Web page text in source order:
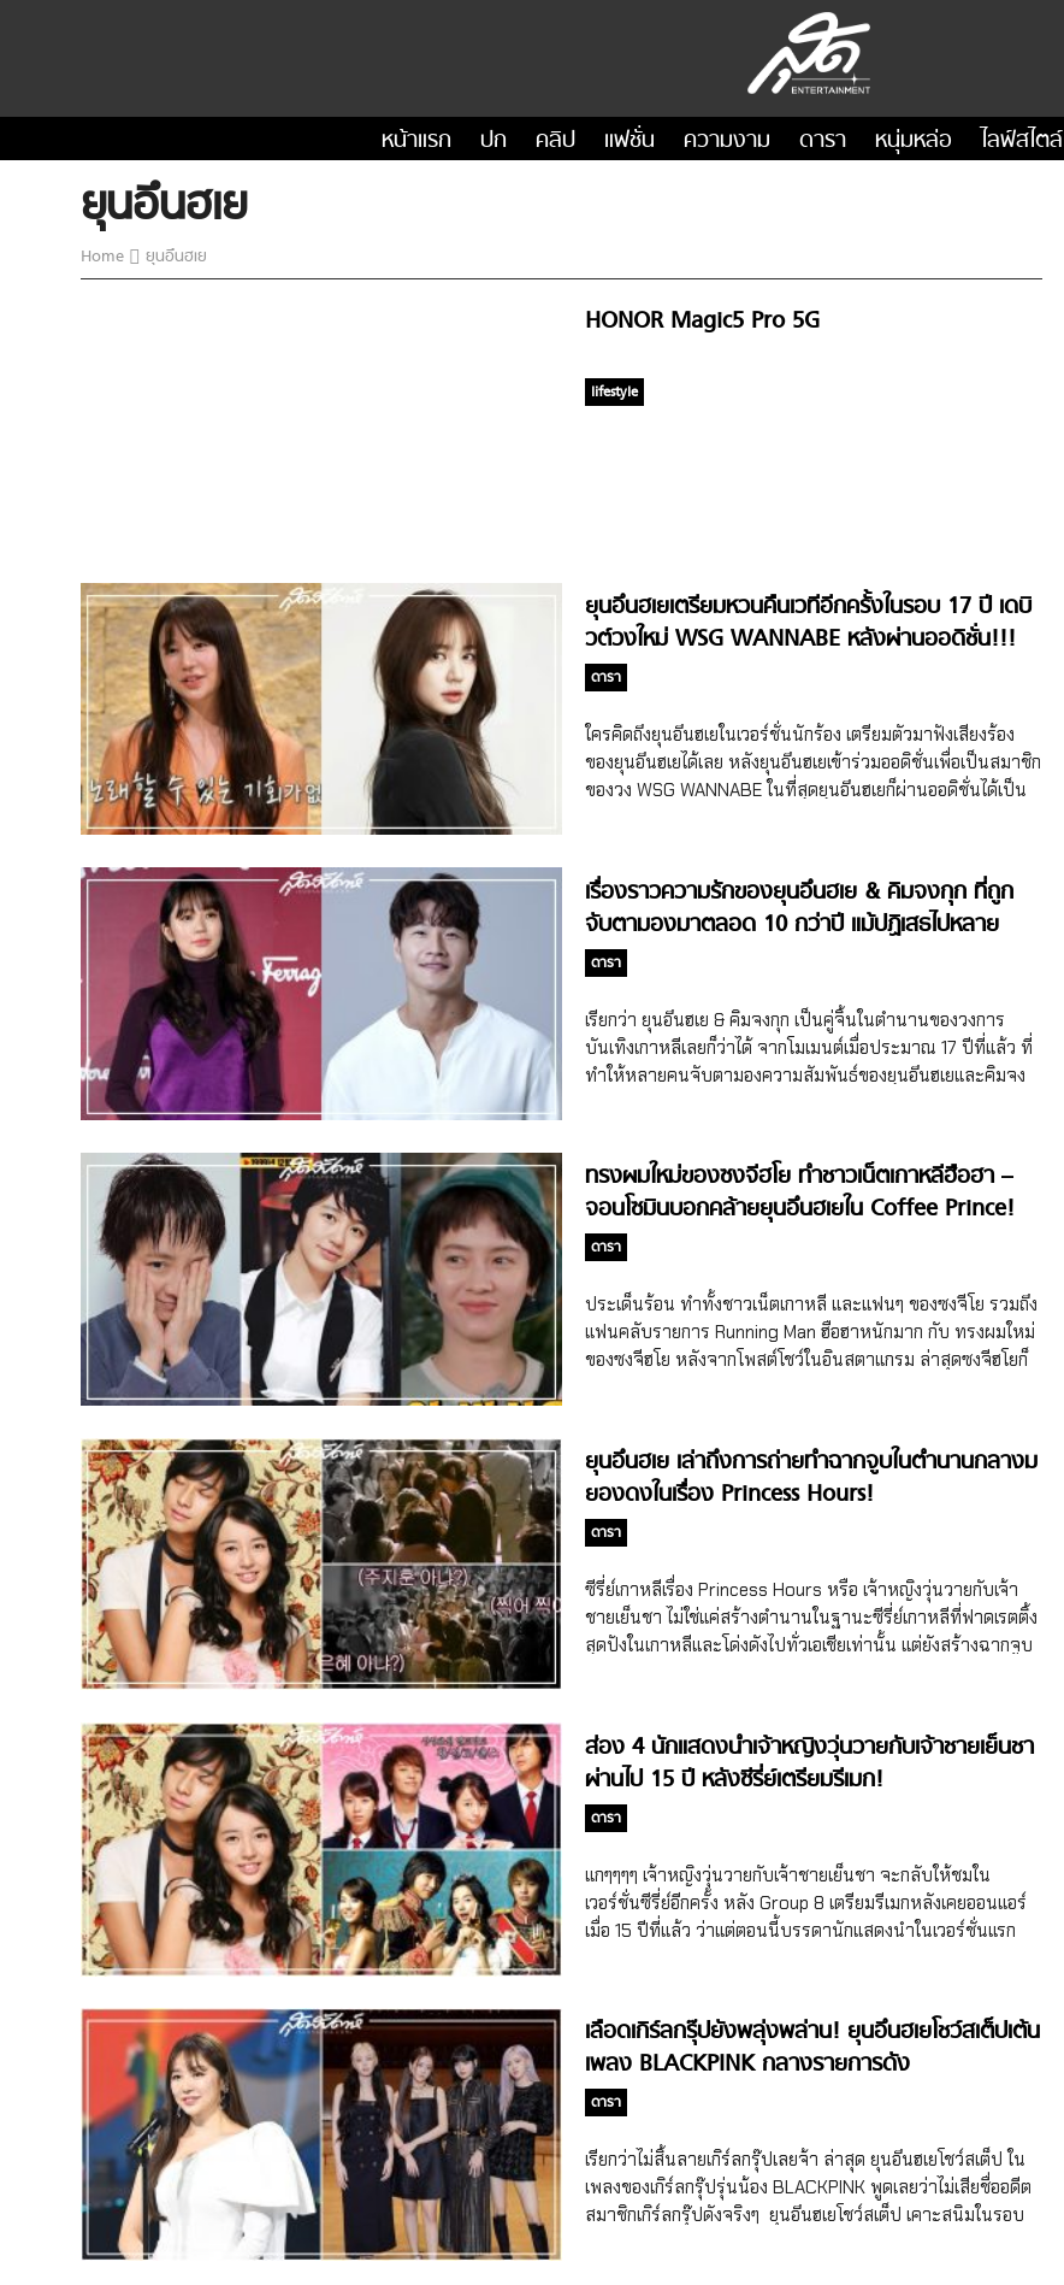
หน้าแรก ปก คลิป แฟชั่น ความงาม ดารา หนุ่มหล่อ ไลฟ์สไตล์
ยุนอึนฮเย
Home ยุนอึนฮเย
HONOR Magic5 Pro 5G
lifestyle
ยุนอึนฮเยเตรียมหวนคืนเวทีอีกครั้งในรอบ 17 ปี เดบิ
วต์วงใหม่ WSG WANNABE หลังผ่านออดิชั่น!!!
ดารา
ใครคิดถึงยุนอึนฮเยในเวอร์ชั่นนักร้อง เตรียมตัวมาฟังเสียงร้อง
ของยุนอึนฮเยได้เลย หลังยุนอึนฮเยเข้าร่วมออดิชั่นเพื่อเป็นสมาชิก
ของวง WSG WANNABE ในที่สุดยุนอึนฮเยก็ผ่านออดิชั่นได้เป็น
ชาร์ตจ้า ยุนอึนฮเยกับการเดบิวต์เป็นนักร้องครั้งที่ 2 ในฐานะ
สมาชิก WSG WANNABE โปรเจ็กต์เดบิวต์วงบัลลาดหญิง WSG
WANNABE เป็นที่จับตามองมากๆ โดยเฉพาะในเกาหลีใต้ เพราะ
รายการ Hangout with Yoo เคยปั้นวงบัลลาดชายอย่าง MSG
WANNABE เมื่อปี 2021 ประสบความสำเร็จมาก กวาดอันดับ 1
ชาร์ตเพลงในเกาหลีแบบถล่มทลาย แถมยังทำให้สมาชิกของ
MSG WANNABE โด่งดังกว่าเดิม
https://www.youtube.com/watch?v=XTE5yWfBH_8
ประเทศต่างรอคอยจะชมตั้งแต่รอบ Blind Audition ซึ่งจะเป็น
รอบออดิชั่นที่ไม่มีการเปิดเผยใบหน้า […]
เรื่องราวความรักของยุนอึนฮเย & คิมจงกุก ที่ถูก
จับตามองมาตลอด 10 กว่าปี แม้ปฏิเสธไปหลาย
ครั้ง!
ดารา
เรียกว่า ยุนอึนฮเย & คิมจงกุก เป็นคู่จิ้นในตำนานของวงการ
บันเทิงเกาหลีเลยก็ว่าได้ จากโมเมนต์เมื่อประมาณ 17 ปีที่แล้ว ที่
ทำให้หลายคนจับตามองความสัมพันธ์ของยุนอึนฮเยและคิมจง
ยุนอึนฮเย & คิมจงกุก เคยคบกันในอดีตหรือไม่ ย้อนกลับไปเมื่อ
ช่วงประมาณยุค 2000s ราวๆ 17 ปีที่แล้ว รายการ X-MEN เป็น
รายการวาไรตี้ของเกาหลีที่ดังมากๆ มีพากย์ไทยฉายที่ไทยด้วย
เด้อ เรียกว่าเป็นรายการในตำนานที่มีคังโฮดงและยูแจซอกเป็น
พิธีกร แถมในทุกๆ ตอนจะมีทั้งดาราตัวท็อป ดาวรุ่ง หรือดาราที่
มีชื่อเสียงมาร่วมรายการกันมากมาย ซึ่งรายการนี้ก็กำหนดเลิฟ
ไลน์ในตำนานที่ทำให้ผ่านมาเกือบจะ 20 ปีก็ยังเป็นที่พูดถึงมา
จนทุกวันนี้ เลิฟไลน์ในตำนานที่กำเนิดจากรายการ X-MEN นั้น
กุกกำลังเล่นเกม “แน่นอนอยู่แล้ว” เป็นเกมที่ถ้าฝั่งตรงข้ามพูด
อะไร ต้องตามว่าแน่นอนอยู่แล้ว ถ้ามีอาการสตั๊น ตกใจ ลังเล หรือ
ตอบช้า จะแพ้ไป แล้วมีตอนที่อีมินกิและคิมจงกุกต้องเล่นเกมด้วย
กัน แล้วทั้งคู่ก็ผลัดกันยิงคำถามเรื่องยุนอึนฮเย ซึ่งมีตอนที่คิมจง
กุกถามอีมินกิว่าชอบยุนอึนฮเยเหรอ […]
ทรงผมใหม่ของซงจีฮโย ทำชาวเน็ตเกาหลีฮือฮา –
จอนโซมินบอกคล้ายยุนอึนฮเยใน Coffee Prince!
ดารา
ประเด็นร้อน ทำทั้งชาวเน็ตเกาหลี และแฟนๆ ของซงจีโย รวมถึง
แฟนคลับรายการ Running Man ฮือฮาหนักมาก กับ ทรงผมใหม่
ของซงจีฮโย หลังจากโพสต์โชว์ในอินสตาแกรม ล่าสุดซงจีฮโยก็
จีฮโย ถือว่าเป็นนางเอกเกาหลีที่ขึ้นชื่อเรื่องความสวยชนิดที่หน้า
สด หรือเพิ่งตื่นนอนก็ยังสวย ขนาดตอนนี้อายุ 40+ แล้ว แต่ซงจีฮ
โยก็ยังหน้าเป๊ะไม่เปลี่ยนแปลง ไม่ใช่แค่สวยตลอดเวลาธรรมดา
แต่ตัดผมทรงไหน ซงจีฮโยก็เอาอยู่ สวยและดูดีตลอด ย้อนกลับไป
เมื่อช่วงวันที่ 13 พฤศจิกายน 2021 ซงจีฮโยได้โพสต์ภาพลงอินส
ตาแกรมที่ทำเอาฮือฮากันไปตามๆ กัน เพราะซงจีฮโยหั่นผมสั้น
แบบสุดๆ ชนิดไม่เคยเห็นซงจีฮโยตัดผมสั้นขนาดนี้มาก่อน เรียก
ว่ากลายเป็นประเด็นร้อน ชาวเน็ตเกาหลีพูดถึงกันหนักมาก
ที่ทำให้ได้เห็นทรงผมใหม่ของซงจีฮโย ก็เป็นข่าวและเป็นที่พูดถึง
อีก คิดดูว่าเป็นประเด็นร้อนเบอร์ไหน ไม่ต้องพูดถึงวันออกอากาศ
เมื่อวันที่ 28 พฤศจิกายนที่ผ่านมา เรื่องทรงผมของซงจีฮโยก็เป็น
ที่กล่าวถึงอีกครั้ง นอกจากจะอยากเห็นทรงผมใหม่ของซงจีฮโย
แบบเต็มๆ แล้ว อยากรู้ด้วยว่าเมมเบอร์ Running […]
ยุนอึนฮเย เล่าถึงการถ่ายทำฉากจูบในตำนานกลางม
ยองดงในเรื่อง Princess Hours!
ดารา
ซีรี่ย์เกาหลีเรื่อง Princess Hours หรือ เจ้าหญิงวุ่นวายกับเจ้า
ชายเย็นชา ไม่ใช่แค่สร้างตำนานในฐานะซีรี่ย์เกาหลีที่ฟาดเรตติ้ง
สุดปังในเกาหลีและโด่งดังไปทั่วเอเชียเท่านั้น แต่ยังสร้างฉากจูบ
หรือ Knowing Brothers Princess Hours กับฉากจูบกลาง
ผู้คนของพระนาง ยุนอึนฮเย ไอดอลเกาหลีสมาชิกวง Baby V.O.X
เกิร์ลกรุ๊ปชื่อดังยุคบุกเบิกที่ได้กระโดดมาเป็นนักแสดง แถม
ประสบความสำเร็จมี 2 ผลงานซีรี่ย์ดังไปทั่วเอเชียอย่าง
Princess Hours หรือ เจ้าหญิงวุ่นวายกับเจ้าชายเย็นชา และ
Coffee Prince เรียกว่าเธอปังทั้งสายนักร้องและนักแสดงเลย
ช่วงหนึ่งยุนอึนฮเยได้ห่างหายจากหน้าสื่อไปนาน จนกระทั่งช่วง
1 – 2 ปีที่ผ่านมายุนอึนฮเยก็เริ่มปรากฏตัวผ่านสื่อเยอะขึ้น โดย
ส่อง 4 นักแสดงนำเจ้าหญิงวุ่นวายกับเจ้าชายเย็นชา
ผ่านไป 15 ปี หลังซีรี่ย์เตรียมรีเมก!
ดารา
แกๆๆๆๆ เจ้าหญิงวุ่นวายกับเจ้าชายเย็นชา จะกลับให้ชมใน
เวอร์ชั่นซีรี่ย์อีกครั้ง หลัง Group 8 เตรียมรีเมกหลังเคยออนแอร์
เมื่อ 15 ปีที่แล้ว ว่าแต่ตอนนี้บรรดานักแสดงนำในเวอร์ชั่นแรก
เจ้าหญิงวุ่นวายกับเจ้าชายเย็นชา หรือ Princess Hours (ชื่อ
เกาหลีอ่านว่า Goong) ออนแอร์ไปเมื่อวันที่ 11 มกราคม – 30
มีนาคม ปี 2006 หรือเมื่อ 15 ปีที่แล้ว ซึ่งเป็นซีรี่ย์เกาหลีที่ได้รับ
ความนิยมมาก ในเกาหลีเรตติ้งสูงสุดอยู่ที่ 27.1% และยังโด่งดัง
มากๆ ในเอเชีย เรียกว่าเป็นซีรี่ย์เกาหลีอีกเรื่องที่ช่วยผลักดันวงการ
K-DRAMA ให้โด่งดังในต่างประเทศ บรรดานักแสดงนำทั้ง 4 คน
เลยพากันโด่งดังและมีชื่อเสียงแบบสุดๆ ตอนนั้นใครๆ ก็ตกหลุม
รักองค์ชายอีชิน องค์ชายอียุล ชินแชกยอง และมินฮโยริน เรียกว่า
เลือดเกิร์ลกรุ๊ปยังพลุ่งพล่าน! ยุนอึนฮเยโชว์สเต็ปเต้น
เพลง BLACKPINK กลางรายการดัง
ดารา
เรียกว่าไม่สิ้นลายเกิร์ลกรุ๊ปเลยจ้า ล่าสุด ยุนอึนฮเยโชว์สเต็ป ใน
เพลงของเกิร์ลกรุ๊ปรุ่นน้อง BLACKPINK พูดเลยว่าไม่เสียชื่ออดีต
สมาชิกเกิร์ลกรุ๊ปดังจริงๆ ยุนอึนฮเยโชว์สเต็ป เคาะสนิมในรอบ